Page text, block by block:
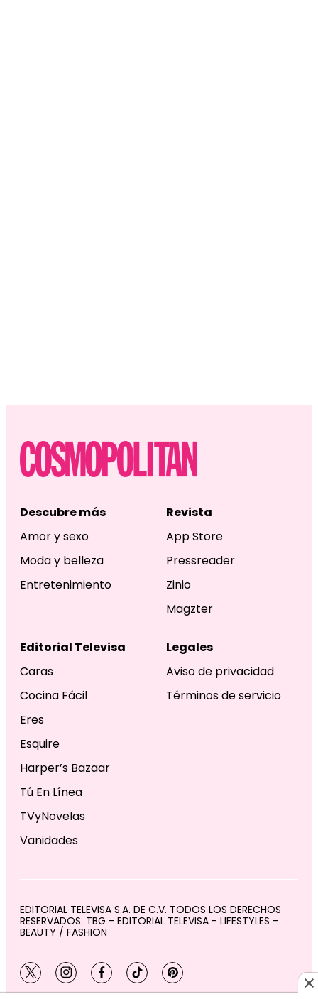
Descubre más
Amor y sexo
Moda y belleza
Entretenimiento
Revista
App Store
Pressreader
Zinio
Magzter
Editorial Televisa
Caras
Cocina Fácil
Eres
Esquire
Harper’s Bazaar
Tú En Línea
TVyNovelas
Vanidades
Legales
Aviso de privacidad
Términos de servicio
EDITORIAL TELEVISA S.A. DE C.V. TODOS LOS DERECHOS
RESERVADOS. TBG - EDITORIAL TELEVISA - LIFESTYLES -
BEAUTY / FASHION
twitterinstagram
facebooktiktokpinterest